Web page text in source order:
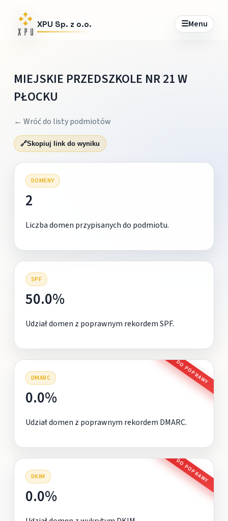
XPU Sp. z o.o. ☰Menu
MIEJSKIE PRZEDSZKOLE NR 21 W
PŁOCKU
← Wróć do listy podmiotów
🔗Skopiuj link do wyniku
DOMENY
2
Liczba domen przypisanych do podmiotu.
SPF
50.0%
Udział domen z poprawnym rekordem SPF.
DMARC DO POPRAWY
0.0%
Udział domen z poprawnym rekordem DMARC.
DKIM DO POPRAWY
0.0%